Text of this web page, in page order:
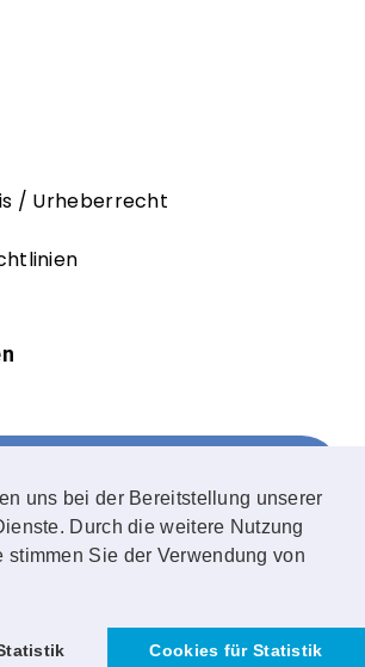
uns bei der Bereitstellung unserer
Durch die weitere Nutzung
stimmen Sie der Verwendung von
Cookies für Statistik
/ Urheberrecht